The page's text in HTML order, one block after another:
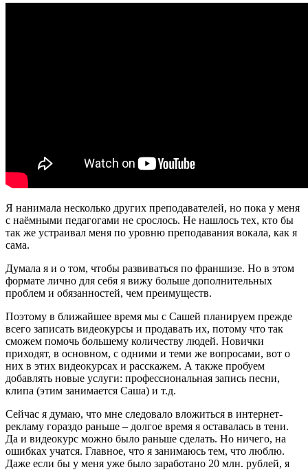
Я нанимала несколько других преподавателей, но пока у меня
с наёмными педагогами не срослось. Не нашлось тех, кто бы
так же устраивал меня по уровню преподавания вокала, как я
сама.
Думала я и о том, чтобы развиваться по франшизе. Но в этом
формате лично для себя я вижу больше дополнительных
проблем и обязанностей, чем преимуществ.
Поэтому в ближайшее время мы с Сашей планируем прежде
всего записать видеокурсы и продавать их, потому что так
сможем помочь большему количеству людей. Новички
приходят, в основном, с одними и теми же вопросами, вот о
них в этих видеокурсах и расскажем. А также пробуем
добавлять новые услуги: профессиональная запись песни,
клипа (этим занимается Саша) и т.д.
Сейчас я думаю, что мне следовало вложиться в интернет-
рекламу гораздо раньше – долгое время я оставалась в тени.
Да и видеокурс можно было раньше сделать. Но ничего, на
ошибках учатся. Главное, что я занимаюсь тем, что люблю.
Даже если бы у меня уже было заработано 20 млн. рублей, я